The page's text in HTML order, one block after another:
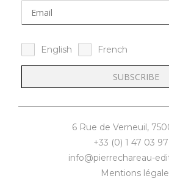
English French
6 Rue de Verneuil,
+33 (0) 1 47 03
info@pierrechareau-
Mentions